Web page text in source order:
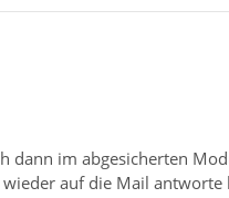
dann im abgesicherten
auf die Mail